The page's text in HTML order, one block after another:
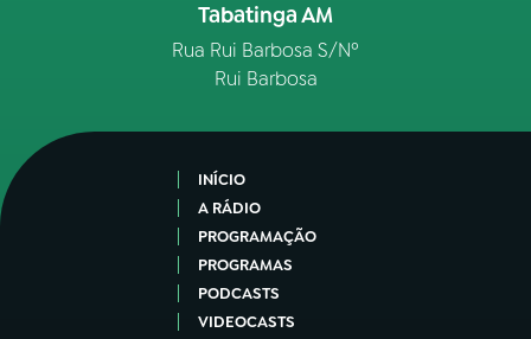
Tabatinga AM
Rua Rui Barbosa S/Nº
Rui Barbosa
INÍCIO
A RÁDIO
PROGRAMAÇÃO
PROGRAMAS
PODCASTS
VIDEOCASTS